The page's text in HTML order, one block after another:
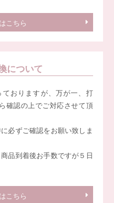
こちら
について
おりますが、万が一、打
確認の上でご対応させて頂
必ずご確認をお願い致しま
品到着後お手数ですが５日
こちら